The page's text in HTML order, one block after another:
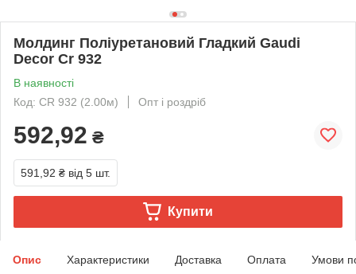
Молдинг Поліуретановий Гладкий Gaudi
Decor Cr 932
В наявності
Код: CR 932 (2.00м)
Опт і роздріб
592,92 ₴
591,92 ₴ від 5 шт.
Купити
Опис Характеристики Доставка Оплата Умови